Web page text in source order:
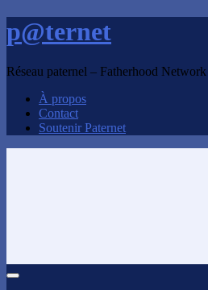
p@ternet
Réseau paternel – Fatherhood Network
À propos
Contact
Soutenir Paternet